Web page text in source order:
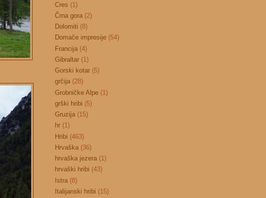
Cres (1)
Črna gora (2)
Dolomiti (8)
Domače impresije (54)
Francija (4)
Gibraltar (1)
Gorski kotar (5)
grčija (28)
Grobničke Alpe (1)
grški hribi (5)
Gruzija (15)
hr (1)
Hribi (463)
Hrvaška (36)
hrvaška jezera (1)
hrvaški hribi (43)
Istra (8)
Italijanski hribi (15)